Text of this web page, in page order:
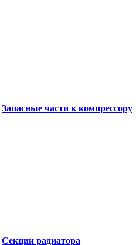
Запасные части к компрессору
Секции радиатора